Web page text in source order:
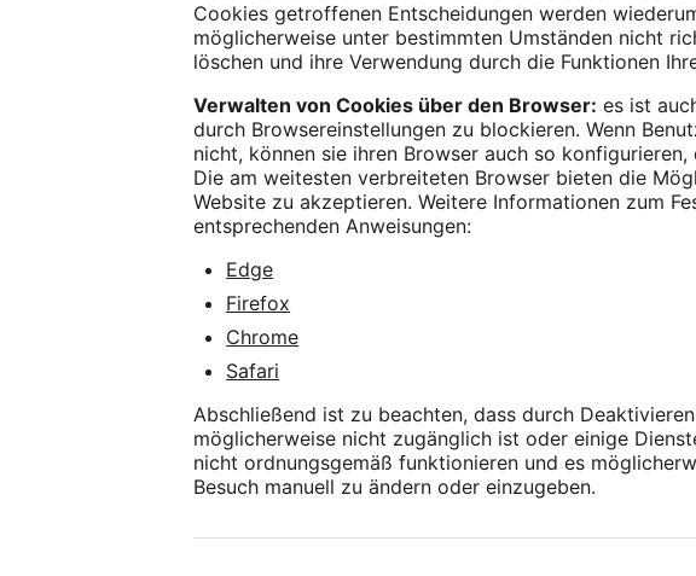
Cookies getroffenen Entscheidungen werden
möglicherweise unter bestimmten Umständen nicht
löschen und ihre Verwendung durch die Funktionen
Verwalten von Cookies über den Browser: es ist
durch Browsereinstellungen zu blockieren. Wenn
nicht, können sie ihren Browser auch so
Die am weitesten verbreiteten Browser bieten die
Website zu akzeptieren. Weitere Informationen zum
entsprechenden Anweisungen:
Edge
Firefox
Chrome
Safari
Abschließend ist zu beachten, dass durch
möglicherweise nicht zugänglich ist oder einige
nicht ordnungsgemäß funktionieren und es
Besuch manuell zu ändern oder einzugeben.